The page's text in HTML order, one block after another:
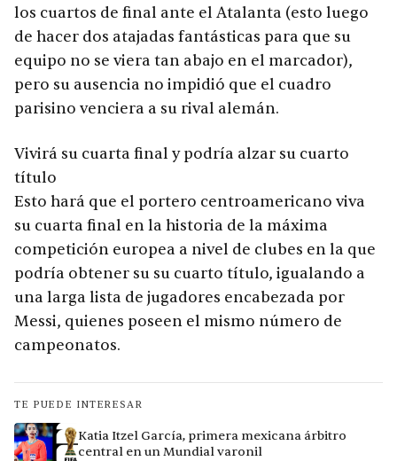
los cuartos de final ante el Atalanta (esto luego
de hacer dos atajadas fantásticas para que su
equipo no se viera tan abajo en el marcador),
pero su ausencia no impidió que el cuadro
parisino venciera a su rival alemán.
Vivirá su cuarta final y podría alzar su cuarto
título
Esto hará que el portero centroamericano viva
su cuarta final en la historia de la máxima
competición europea a nivel de clubes en la que
podría obtener su su cuarto título, igualando a
una larga lista de jugadores encabezada por
Messi, quienes poseen el mismo número de
campeonatos.
TE PUEDE INTERESAR
Katia Itzel García, primera mexicana árbitro
central en un Mundial varonil